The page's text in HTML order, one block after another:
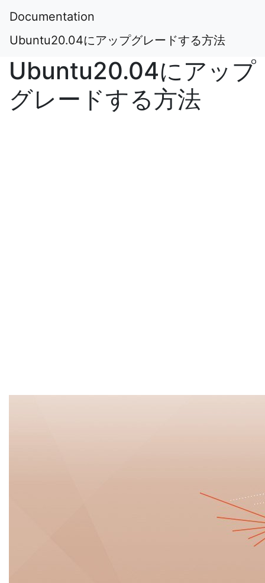
Documentation
Ubuntu20.04にアップグレードする方法
Ubuntu20.04にアップ
グレードする方法